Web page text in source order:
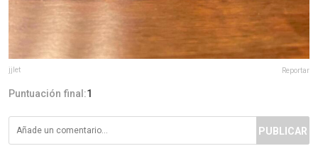
jjlet Reportar
Puntuación final:1
PUBLICAR